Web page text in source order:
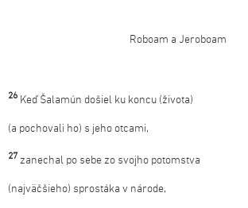
Roboam a Jeroboam
26 Keď Šalamún došiel ku koncu (života)
(a pochovali ho) s jeho otcami,
27 zanechal po sebe zo svojho potomstva
(najväčšieho) sprostáka v národe,